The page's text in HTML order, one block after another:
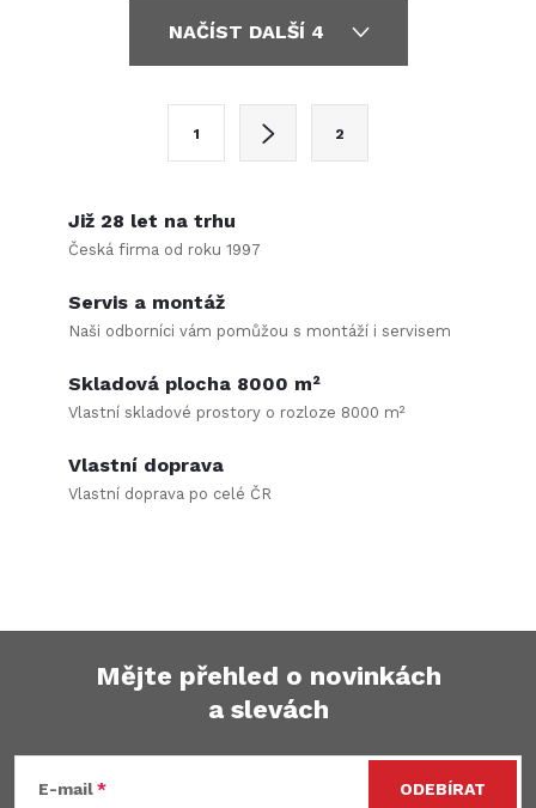
v
NAČÍST DALŠÍ 4
1 2
Již 28 let na trhu
Česká firma od roku 1997
Servis a montáž
Naši odborníci vám pomůžou s montáží i servisem
Skladová plocha 8000 m²
Vlastní skladové prostory o rozloze 8000 m²
Vlastní doprava
Vlastní doprava po celé ČR
Mějte přehled o novinkách
a slevách
E-mail ODEBÍRAT